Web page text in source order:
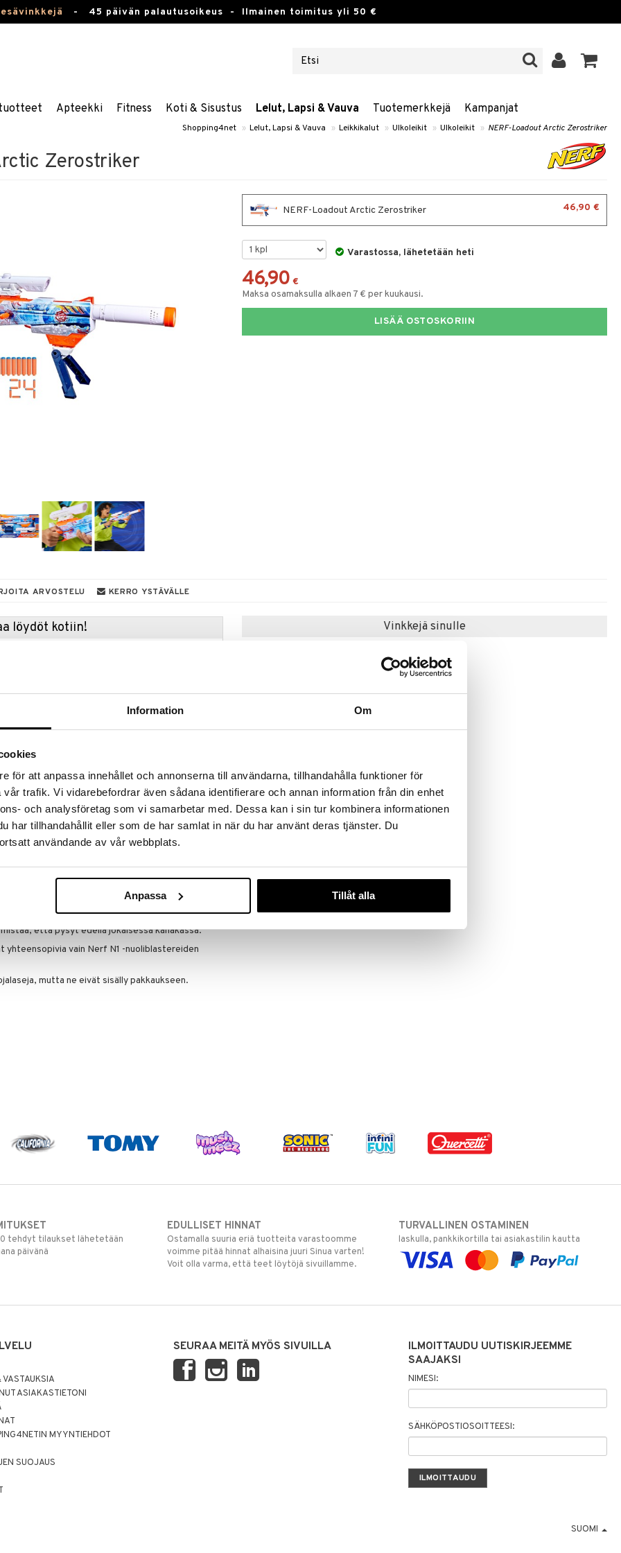
Information Om
för att anpassa innehållet och annonserna till användarna, tillhandahålla funktioner för
trafik. Vi vidarebefordrar även sådana identifierare och annan information från din enhet
och analysföretag som vi samarbetar med. Dessa kan i sin tur kombinera informationen
har tillhandahållit eller som de har samlat in när du har använt deras tjänster. Du
användande av vår webbplats.
Anpassa Tillåt alla
- 45 päivän palautusoikeus - Ilmainen toimitus yli 50 €
Apteekki Fitness Koti & Sisustus Lelut, Lapsi & Vauva Tuotemerkkejä Kampanjat
Shopping4net » Lelut, Lapsi & Vauva » Leikkikalut » Ulkoleikit » Ulkoleikit » NERF-Loadout Arctic Zerostriker
Zerostriker
NERF-Loadout Arctic Zerostriker 46,90 €
Varastossa, lähetetään heti
46,90 €
Maksa osamaksulla alkaen 7 € per kuukausi.
LISÄÄ OSTOSKORIIN
ARVOSTELU KERRO YSTÄVÄLLE
löydöt kotiin!
31.8.2026 asti mutta ole nopea -
voivat päästä loppumaan!
ale-löydöt »
Arctic Zerostrikerilla, muokattavalla
taisteluihin nollan alapuolella olevissa
6 nuolen lippaan ja toimitetaan useiden
kiikaritähtäin, tukki, piippu ja bipodi, mikä
että pysyt edellä jokaisessa kahakassa.
yhteensopivia vain Nerf N1 -nuoliblastereiden
mutta ne eivät sisälly pakkaukseen.
Vinkkejä sinulle
NERF Loadout
Shadowspeed Recon
27,90 €
tehdyt tilaukset lähetetään
päivänä
EDULLISET HINNAT
Ostamalla suuria eriä tuotteita varastoomme
voimme pitää hinnat alhaisina juuri Sinua varten!
Voit olla varma, että teet löytöjä sivuillamme.
TURVALLINEN OSTAMINEN
laskulla, pankkikortilla tai asiakastilin kautta
ASIAKASTIETONI
MYYNTIEHDOT
SUOJAUS
SEURAA MEITÄ MYÖS SIVUILLA
ILMOITTAUDU UUTISKIRJEEMME
SAAJAKSI
NIMESI:
SÄHKÖPOSTIOSOITTEESI:
SUOMI